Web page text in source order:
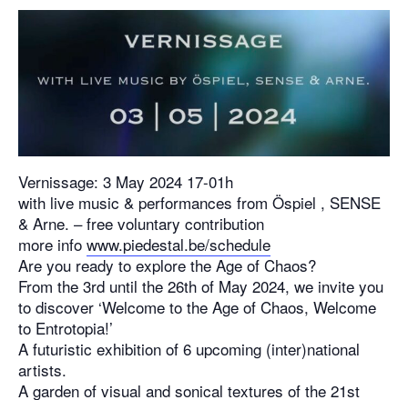
Vernissage: 3 May 2024 17-01h
with live music & performances from Öspiel , SENSE
& Arne. – free voluntary contribution
more info www.piedestal.be/schedule
Are you ready to explore the Age of Chaos?
From the 3rd until the 26th of May 2024, we invite you
to discover ‘Welcome to the Age of Chaos, Welcome
to Entrotopia!’
A futuristic exhibition of 6 upcoming (inter)national
artists.
A garden of visual and sonical textures of the 21st